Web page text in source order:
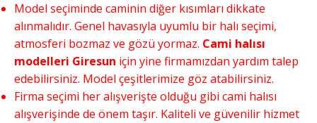
Model seçiminde caminin diğer kısımları dikkate
alınmalıdır. Genel havasıyla uyumlu bir halı seçimi,
atmosferi bozmaz ve gözü yormaz. Cami halısı
modelleri Giresun için yine firmamızdan yardım talep
edebilirsiniz. Model çeşitlerimize göz atabilirsiniz.
Firma seçimi her alışverişte olduğu gibi cami halısı
alışverişinde de önem taşır. Kaliteli ve güvenilir hizmet